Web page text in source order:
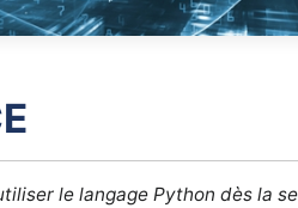
le langage Python dès la